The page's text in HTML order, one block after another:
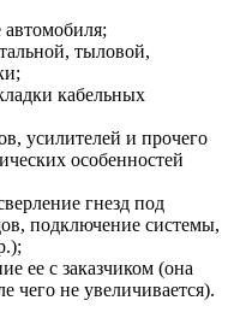
автомобиля;
тыловой,
кабельных
усилителей и прочего
особенностей
гнезд под
подключение системы,
ее с заказчиком (она
чего не увеличивается).